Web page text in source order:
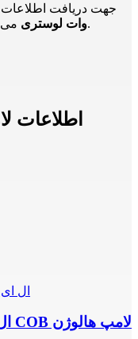
جهت دریافت اطلاعات
وات لوستریمی توانید با همکاران ما تماس حاصل فرمایید.
لامپ هالوژن COB ال ای دی 7 وات ذره بینی